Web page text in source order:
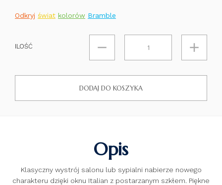
Odkryj świat kolorów Bramble
ILOŚĆ
DODAJ DO KOSZYKA
Opis
Klasyczny wystrój salonu lub sypialni nabierze nowego
charakteru dzięki oknu Italian z postarzanym szkłem. Piękne